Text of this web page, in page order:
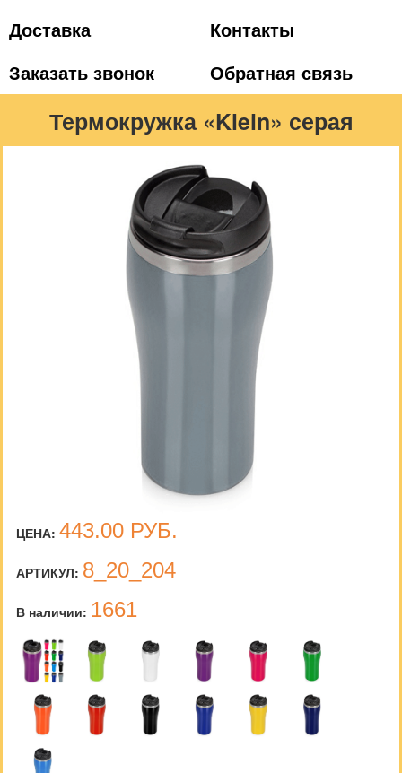
Доставка
Контакты
Заказать звонок
Обратная связь
Термокружка «Klein» серая
ЦЕНА: 443.00 РУБ.
АРТИКУЛ: 8_20_204
В наличии: 1661